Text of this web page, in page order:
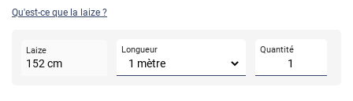
Qu'est-ce que la laize ?
Laize
152 cm
Longueur Quantité